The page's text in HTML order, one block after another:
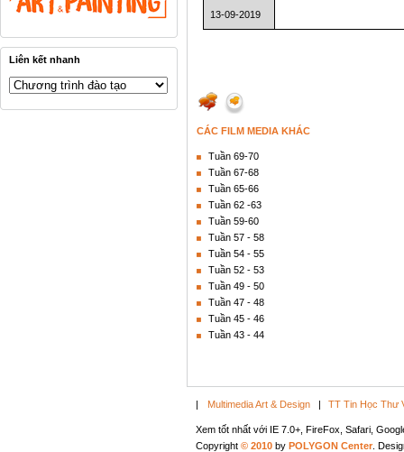
Liên kết nhanh
13-09-2019
CÁC FILM MEDIA KHÁC
Tuần 69-70
Tuần 67-68
Tuần 65-66
Tuần 62 -63
Tuần 59-60
Tuần 57 - 58
Tuần 54 - 55
Tuần 52 - 53
Tuần 49 - 50
Tuần 47 - 48
Tuần 45 - 46
Tuần 43 - 44
| Multimedia Art & Design | TT Tin Học Thư
Xem tốt nhất với IE 7.0+, FireFox, Safari,
Copyright © 2010 by POLYGON Center .